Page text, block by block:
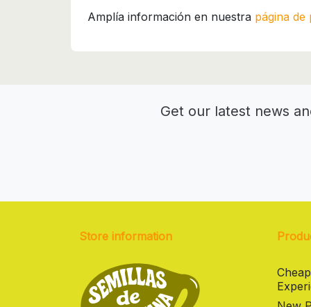
Amplía información en nuestra página de
Get our latest news
Store information